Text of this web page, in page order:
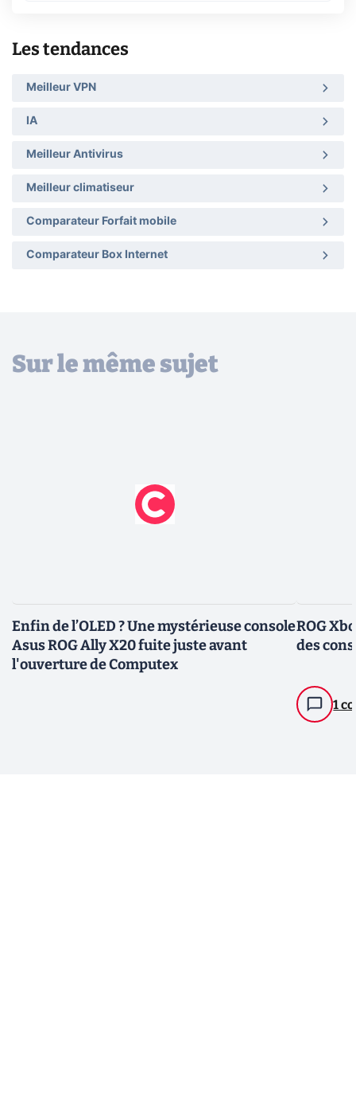
Les tendances
Meilleur VPN
IA
Meilleur Antivirus
Meilleur climatiseur
Comparateur Forfait mobile
Comparateur Box Internet
Sur le même sujet
Enfin de l’OLED ? Une mystérieuse console
Asus ROG Ally X20 fuite juste avant
l'ouverture de Computex
ROG
des
1